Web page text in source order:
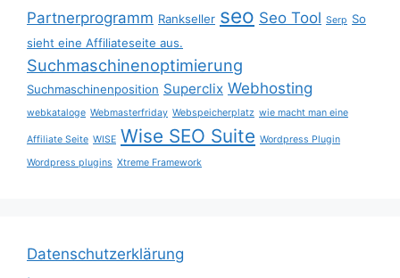
Partnerprogramm Rankseller seo Seo Tool Serp So
sieht eine Affiliateseite aus.
Suchmaschinenoptimierung
Suchmaschinenposition Superclix Webhosting
webkataloge Webmasterfriday Webspeicherplatz wie macht man eine
Affiliate Seite WISE Wise SEO Suite Wordpress Plugin
Wordpress plugins Xtreme Framework
Datenschutzerklärung